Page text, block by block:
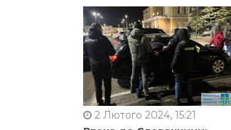
2 Лютого 2024, 15:21